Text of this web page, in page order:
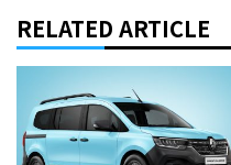
RELATED ARTICLE